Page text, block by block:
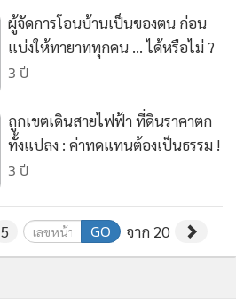
ผู้จัดการโอนบ้านเป็นของตน ก่อน
แบ่งให้ทายาททุกคน ... ได้หรือไม่ ?
3 ปี
ถูกเขตเดินสายไฟฟ้า ที่ดินราคาตก
ทั้งแปลง : ค่าทดแทนต้องเป็นธรรม !
3 ปี
5 GO จาก 20